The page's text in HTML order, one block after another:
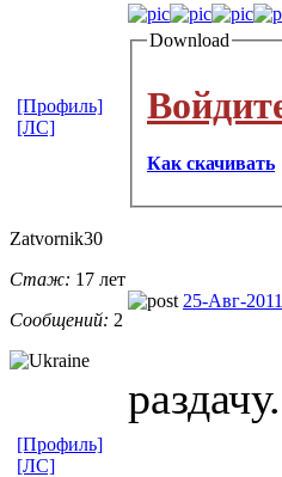
Download
Как скачивать
[Профиль]
[ЛС]
Zatvornik30
Стаж: 17 лет
Сообщений: 2
25-Авг-
[Профиль]
[ЛС]